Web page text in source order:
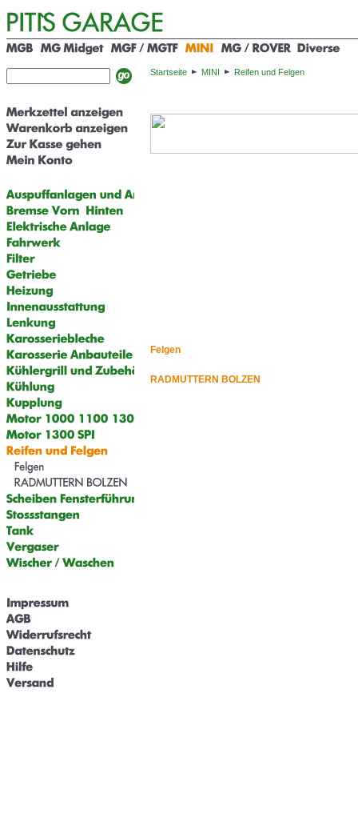
Startseite MINI Reifen und Felgen
Felgen
RADMUTTERN BOLZEN